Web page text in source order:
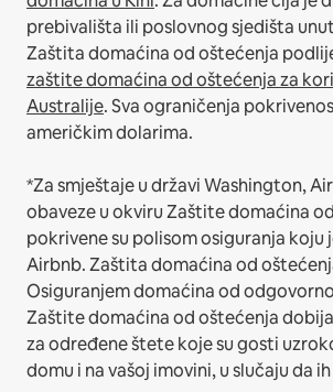
prebivališta ili poslovnog sjedišta
Zaštita domaćina od oštećenja
zaštite domaćina od oštećenja za
Australije. Sva ograničenja
američkim dolarima.
*Za smještaje u državi Washington,
obaveze u okviru Zaštite domaćina
pokrivene su polisom osiguranja koju
Airbnb. Zaštita domaćina od
Osiguranjem domaćina od
Zaštite domaćina od oštećenja
za određene štete koje su gosti
domu i na vašoj imovini, u slučaju da